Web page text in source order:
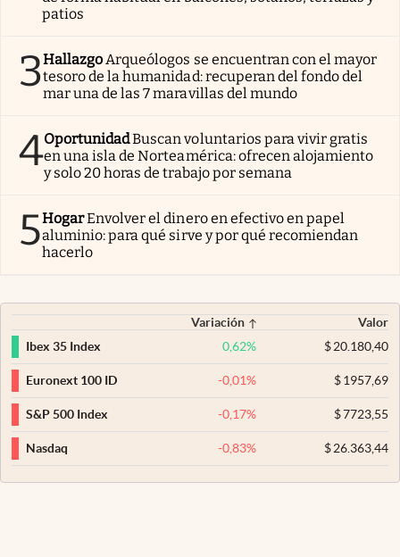
patios
3Hallazgo Arqueólogos se encuentran con el mayor
tesoro de la humanidad: recuperan del fondo del
mar una de las 7 maravillas del mundo
4OportunidadBuscan voluntarios para vivir gratis
en una isla de Norteamérica: ofrecen alojamiento
y solo 20 horas de trabajo por semana
5HogarEnvolver el dinero en efectivo en papel
aluminio: para qué sirve y por qué recomiendan
hacerlo
Variación
Valor
Ibex 35 Index
0,62% $20.180,40
Euronext 100 ID -0,01% $1957,69
S&P 500 Index -0,17% $7723,55
Nasdaq -0,83% $26.363,44